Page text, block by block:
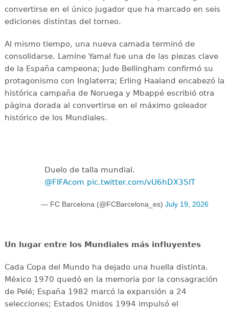
convertirse en el único jugador que ha marcado en seis
ediciones distintas del torneo.
Al mismo tiempo, una nueva camada terminó de
consolidarse. Lamine Yamal fue una de las piezas clave
de la España campeona; Jude Bellingham confirmó su
protagonismo con Inglaterra; Erling Haaland encabezó la
histórica campaña de Noruega y Mbappé escribió otra
página dorada al convertirse en el máximo goleador
histórico de los Mundiales.
Duelo de talla mundial.
@FIFAcom pic.twitter.com/vU6hDX3SlT
— FC Barcelona (@FCBarcelona_es) July 19, 2026
Un lugar entre los Mundiales más influyentes
Cada Copa del Mundo ha dejado una huella distinta.
México 1970 quedó en la memoria por la consagración
de Pelé; España 1982 marcó la expansión a 24
selecciones; Estados Unidos 1994 impulsó el